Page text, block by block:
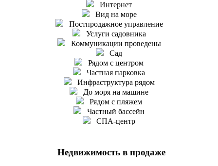
Интернет
Вид на море
Постпродажное управление
Услуги садовника
Коммуникации проведены
Сад
Рядом с центром
Частная парковка
Инфраструктура рядом
До моря на машине
Рядом с пляжем
Частный бассейн
СПА-центр
Недвижимость в продаже